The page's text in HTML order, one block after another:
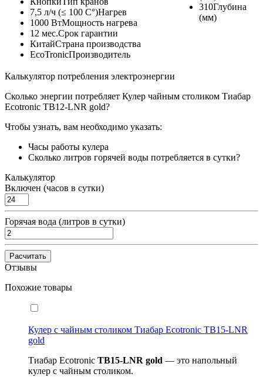
7,5 л/ч (≤ 100 C°)Нагрев
1000 ВтМощность нагрева
12 мес.Срок гарантии
КитайСтрана производства
EcoTronicПроизводитель
310Глубина
(мм)
Калькулятор потребления электроэнергии
Сколько энергии потребляет Кулер чайным столиком Тиабар
Ecotronic TB12-LNR gold?
Чтобы узнать, вам необходимо указать:
Часы работы кулера
Сколько литров горячей воды потребляется в сутки?
Калькулятор
Включен (часов в сутки)
Горячая вода (литров в сутки)
Расчитать
Отзывы
Похожие товары
Кулер с чайным столиком Тиабар Ecotronic TB15-LNR
gold
Тиабар Ecotronic TB15-LNR gold — это напольный
кулер с чайным столиком.